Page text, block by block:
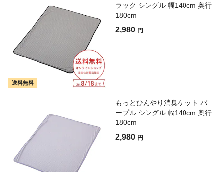
送料無料
ラック シングル 幅140cm 奥行
180cm
2,980 円
もっとひんやり消臭ケット パ
ープル シングル 幅140cm 奥行
180cm
2,980 円